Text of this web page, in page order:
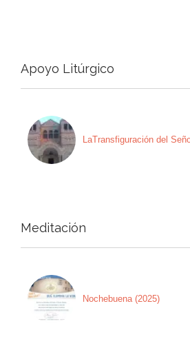
Apoyo Litúrgico
LaTransfiguración del
Meditación
Nochebuena (2025)